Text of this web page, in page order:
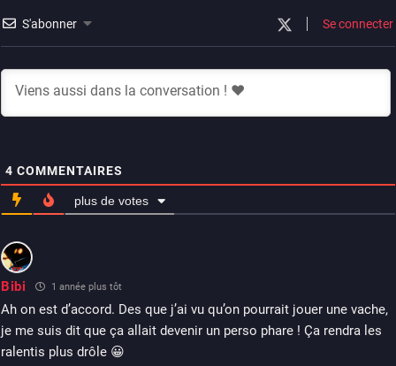
S'abonner Se connecter
4 COMMENTAIRES
plus de votes
Bibi 1 année plus tôt
Ah on est d’accord. Des que j’ai vu qu’on pourrait jouer une vache,
je me suis dit que ça allait devenir un perso phare ! Ça rendra les
ralentis plus drôle 😀